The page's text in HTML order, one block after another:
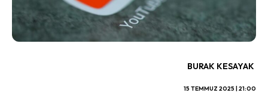
BURAK KESAYAK
15 TEMMUZ 2025 | 21:00